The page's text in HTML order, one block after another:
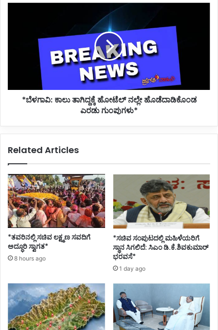
ಹೊಡೆದಾಡಿಕೊಂಡ
*ಬೆಳಗಾವಿ: ಕಾಲು ತಾಗಿದ್ದಕ್ಕೆ ಹೋಟೆಲ್ ನಲ್ಲೇ ಹೊಡೆದಾಡಿಕೊಂಡ
ಎರಡು ಗುಂಪುಗಳು*
Related Articles
*ತವರಿನಲ್ಲಿ ಸಚಿವ ಲಕ್ಷ್ಮಣ ಸವದಿಗೆ
ಅದ್ಧೂರಿ ಸ್ವಾಗತ*
8 hours ago
*ಸಚಿವ ಸಂಪುಟದಲ್ಲಿ ಮಹಿಳೆಯರಿಗೆ
ಸ್ಥಾನ ಸಿಗಲಿದೆ: ಸಿಎಂ ಡಿ.ಕೆ.ಶಿವಕುಮಾರ್
ಭರವಸೆ*
1 day ago